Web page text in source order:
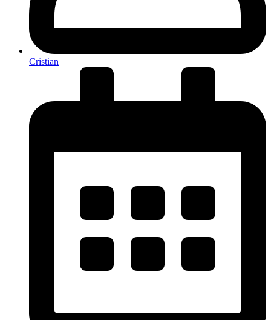
Cristian